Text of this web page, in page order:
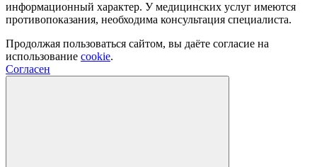
информационный характер. У медицинских услуг имеются
противопоказания, необходима консультация специалиста.
Продолжая пользоваться сайтом, вы даёте согласие на
использование cookie.
Согласен